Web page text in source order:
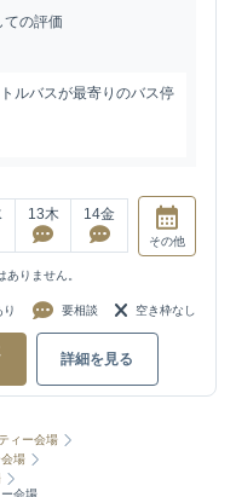
ての評価
ルバスが最寄りのバス停
13木 14金
その他
りません。
り 要相談 空き枠なし
詳細を見る
ィー会場
場
会場